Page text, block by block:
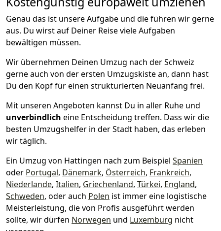
Genau das ist unsere Aufgabe und die führen wir gerne
aus. Du wirst auf Deiner Reise viele Aufgaben
bewältigen müssen.
Wir übernehmen Deinen Umzug nach der Schweiz
gerne auch von der ersten Umzugskiste an, dann hast
Du den Kopf für einen strukturierten Neuanfang frei.
Mit unseren Angeboten kannst Du in aller Ruhe und
unverbindlich eine Entscheidung treffen. Dass wir die
besten Umzugshelfer in der Stadt haben, das erleben
wir täglich.
Ein Umzug von Hattingen nach zum Beispiel Spanien
oder Portugal, Dänemark, Österreich, Frankreich,
Niederlande, Italien, Griechenland, Türkei, England,
Schweden, oder auch Polen ist immer eine logistische
Meisterleistung, die von Profis ausgeführt werden
sollte, wir dürfen Norwegen und Luxemburg nicht